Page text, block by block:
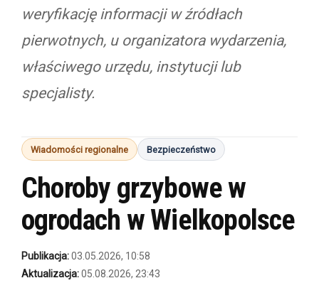
weryfikację informacji w źródłach
pierwotnych, u organizatora wydarzenia,
właściwego urzędu, instytucji lub
specjalisty.
Wiadomości regionalne Bezpieczeństwo
Choroby grzybowe w
ogrodach w Wielkopolsce
Publikacja:03.05.2026, 10:58
Aktualizacja:05.08.2026, 23:43